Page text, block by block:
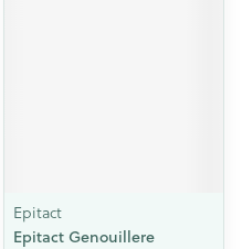
Epitact
Epitact Genouillere